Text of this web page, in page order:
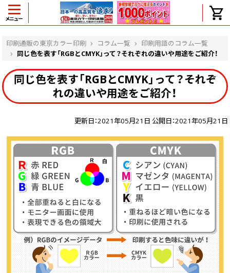
メニュー
印刷通販の東京カラー印刷 コラム一覧
印刷用語のコラム一覧
同じ色を表す「RGBとCMYK」って？それぞれの違いや用途をご紹介！
同じ色を表す「RGBとCMYK」って？それぞ
れの違いや用途をご紹介！
更新日：2021年05月21日 公開日：2021年05月21日
ヘルプ
よくある質問
入金・決済後、入金情報画面に反映されま
価格表にない部数の注文は可能ですか？
い。
完成時間の目安を電話で確認できますか？
任意の部数単位で帯をかけて納品できま
すか？
領収書・納品書を発行は可能ですか？
初回特典の1000ポイントを使用するに
は？
見本と印刷データの比較はしてくれます
画面表示操作
ユーザー登録ログイン